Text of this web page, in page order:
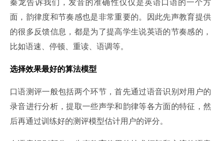
秦龙告诉我们，发音的准确性仅仅是英语口语的一个方
面，韵律度和节奏感也是非常重要的。因此先声教育提供
的很多反馈信息，都是为了提高学生说英语的节奏感的，
比如语速、停顿、重读、语调等。
选择效果最好的算法模型
口语测评一般包括两个环节，首先通过语音识别对用户的
录音进行分析，提取一些声学和韵律等各方面的特征，然
后再通过训练好的测评模型估计用户的评分。